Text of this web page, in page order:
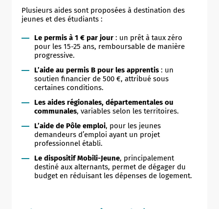
Plusieurs aides sont proposées à destination des
jeunes et des étudiants :
Le permis à 1 € par jour : un prêt à taux zéro
pour les 15-25 ans, remboursable de manière
progressive.
L’aide au permis B pour les apprentis : un
soutien financier de 500 €, attribué sous
certaines conditions.
Les aides régionales, départementales ou
communales, variables selon les territoires.
L’aide de Pôle emploi, pour les jeunes
demandeurs d’emploi ayant un projet
professionnel établi.
Le dispositif Mobili-Jeune, principalement
destiné aux alternants, permet de dégager du
budget en réduisant les dépenses de logement.